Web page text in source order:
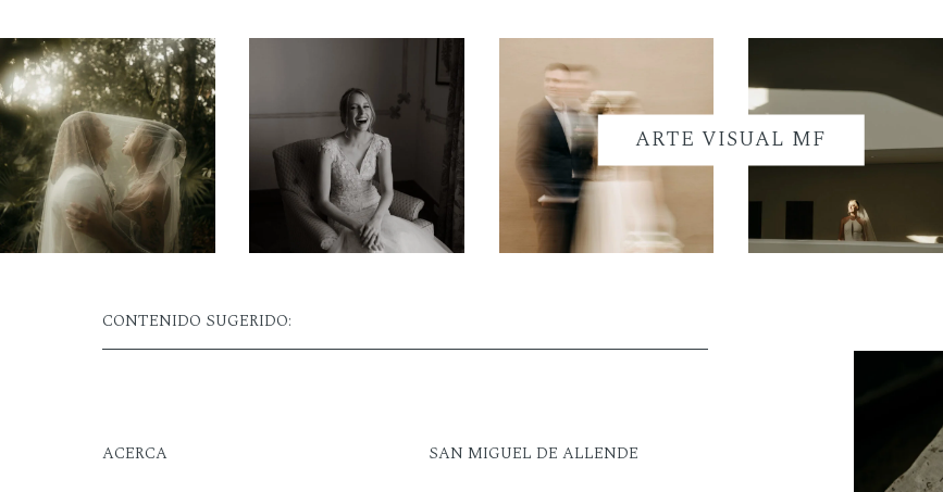
ARTE VISUAL MF
CONTENIDO SUGERIDO:
ACERCA SAN MIGUEL DE ALLENDE